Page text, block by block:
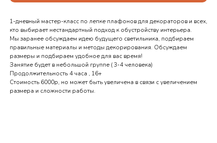
1-дневный мастер-класс по лепке плафонов для декораторов и всех,
кто выбирает нестандартный подход к обустройству интерьера.
Мы заранее обсуждаем идею будущего светильника, подбираем
правильные материалы и методы декорирования. Обсуждаем
размеры и подбираем удобное для вас время!
Занятие будет в небольшой группе ( 3-4 человека)
Продолжительность 4 часа , 16+
Стоимость 6000р, но может быть увеличена в связи с увеличением
размера и сложности работы.